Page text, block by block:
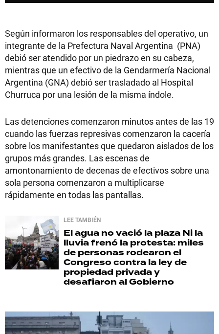
Según informaron los responsables del operativo, un
integrante de la Prefectura Naval Argentina (PNA)
debió ser atendido por un piedrazo en su cabeza,
mientras que un efectivo de la Gendarmería Nacional
Argentina (GNA) debió ser trasladado al Hospital
Churruca por una lesión de la misma índole.
Las detenciones comenzaron minutos antes de las 19
cuando las fuerzas represivas comenzaron la cacería
sobre los manifestantes que quedaron aislados de los
grupos más grandes. Las escenas de
amontonamiento de decenas de efectivos sobre una
sola persona comenzaron a multiplicarse
rápidamente en todas las pantallas.
LEE TAMBIÉN
El agua no vació la plaza Ni la
lluvia frenó la protesta: miles
de personas rodearon el
Congreso contra la ley de
propiedad privada y
desafiaron al Gobierno